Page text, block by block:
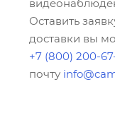
Оставить
доставки вы
+7 (800) 200-
почту